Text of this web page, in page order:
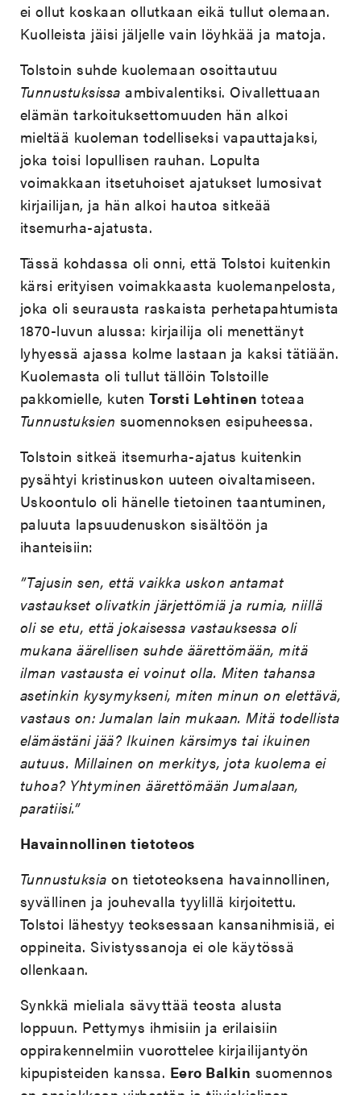
ei ollut koskaan ollutkaan eikä tullut olemaan.
Kuolleista jäisi jäljelle vain löyhkää ja matoja.
Tolstoin suhde kuolemaan osoittautuu
Tunnustuksissa ambivalentiksi. Oivallettuaan
elämän tarkoituksettomuuden hän alkoi
mieltää kuoleman todelliseksi vapauttajaksi,
joka toisi lopullisen rauhan. Lopulta
voimakkaan itsetuhoiset ajatukset lumosivat
kirjailijan, ja hän alkoi hautoa sitkeää
itsemurha-ajatusta.
Tässä kohdassa oli onni, että Tolstoi kuitenkin
kärsi erityisen voimakkaasta kuolemanpelosta,
joka oli seurausta raskaista perhetapahtumista
1870-luvun alussa: kirjailija oli menettänyt
lyhyessä ajassa kolme lastaan ja kaksi tätiään.
Kuolemasta oli tullut tällöin Tolstoille
pakkomielle, kutenTorsti Lehtinentoteaa
Tunnustuksien suomennoksen esipuheessa.
Tolstoin sitkeä itsemurha-ajatus kuitenkin
pysähtyi kristinuskon uuteen oivaltamiseen.
Uskoontulo oli hänelle tietoinen taantuminen,
paluuta lapsuudenuskon sisältöön ja
ihanteisiin:
”Tajusin sen, että vaikka uskon antamat
vastaukset olivatkin järjettömiä ja rumia, niillä
oli se etu, että jokaisessa vastauksessa oli
mukana äärellisen suhde äärettömään, mitä
ilman vastausta ei voinut olla. Miten tahansa
asetinkin kysymykseni, miten minun on elettävä,
vastaus on: Jumalan lain mukaan. Mitä todellista
elämästäni jää? Ikuinen kärsimys tai ikuinen
autuus. Millainen on merkitys, jota kuolema ei
tuhoa? Yhtyminen äärettömään Jumalaan,
paratiisi.”
Havainnollinen tietoteos
Tunnustuksia on tietoteoksena havainnollinen,
syvällinen ja jouhevalla tyylillä kirjoitettu.
Tolstoi lähestyy teoksessaan kansanihmisiä, ei
oppineita. Sivistyssanoja ei ole käytössä
ollenkaan.
Synkkä mieliala sävyttää teosta alusta
loppuun. Pettymys ihmisiin ja erilaisiin
oppirakennelmiin vuorottelee kirjailijantyön
kipupisteiden kanssa. Eero Balkin suomennos